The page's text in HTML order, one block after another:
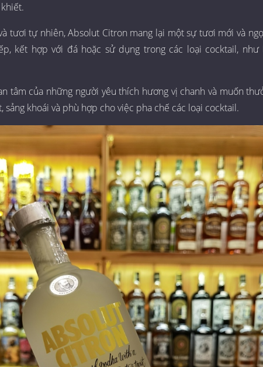
tươi tự nhiên, Absolut Citron mang lại một sự tươi mới và
kết hợp với đá hoặc sử dụng trong các loại cocktail, như
tâm của những người yêu thích hương vị chanh và muốn
sảng khoái và phù hợp cho việc pha chế các loại cocktail.